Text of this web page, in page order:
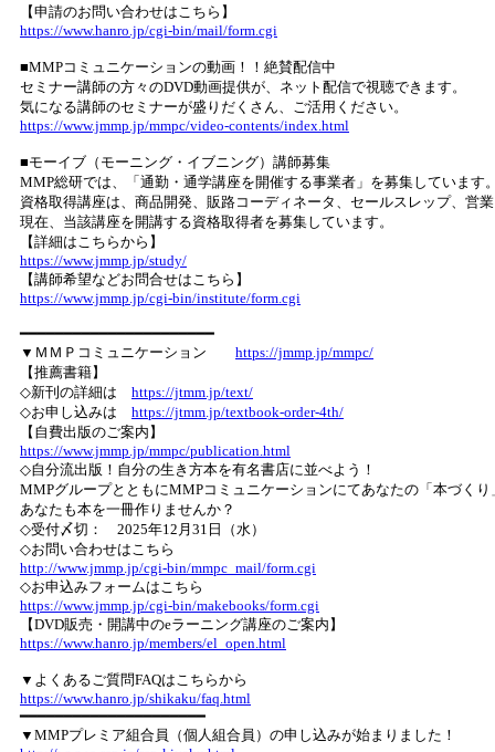
【申請のお問い合わせはこちら】
https://www.hanro.jp/cgi-bin/mail/form.cgi
■MMPコミュニケーションの動画！！絶賛配信中
セミナー講師の方々のDVD動画提供が、ネット配信で視聴できます。
気になる講師のセミナーが盛りだくさん、ご活用ください。
https://www.jmmp.jp/mmpc/video-contents/index.html
■モーイブ（モーニング・イブニング）講師募集
MMP総研では、「通勤・通学講座を開催する事業者」を募集しています
資格取得講座は、商品開発、販路コーディネータ、セールスレップ、営
現在、当該講座を開講する資格取得者を募集しています。
【詳細はこちらから】
https://www.jmmp.jp/study/
【講師希望などお問合せはこちら】
https://www.jmmp.jp/cgi-bin/institute/form.cgi
━━━━━━━━━━━━━━━━━━━━━━
▼ＭＭＰコミュニケーション https://jmmp.jp/mmpc/
【推薦書籍】
◇新刊の詳細は https://jtmm.jp/text/
◇お申し込みは https://jtmm.jp/textbook-order-4th/
【自費出版のご案内】
https://www.jmmp.jp/mmpc/publication.html
◇自分流出版！自分の生き方本を有名書店に並べよう！
MMPグループとともにMMPコミュニケーションにてあなたの「本づく
あなたも本を一冊作りませんか？
◇受付〆切： 2025年12月31日（水）
◇お問い合わせはこちら
http://www.jmmp.jp/cgi-bin/mmpc_mail/form.cgi
◇お申込みフォームはこちら
https://www.jmmp.jp/cgi-bin/makebooks/form.cgi
【DVD販売・開講中のeラーニング講座のご案内】
https://www.hanro.jp/members/el_open.html
▼よくあるご質問FAQはこちらから
https://www.hanro.jp/shikaku/faq.html
━━━━━━━━━━━━━━━━━━━━━
▼MMPプレミア組合員（個人組合員）の申し込みが始まりました！